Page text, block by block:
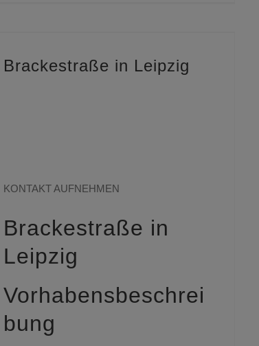
Brackestraße in Leipzig
KONTAKT AUFNEHMEN
Brackestraße in
Leipzig
Vorhabensbeschrei
bung